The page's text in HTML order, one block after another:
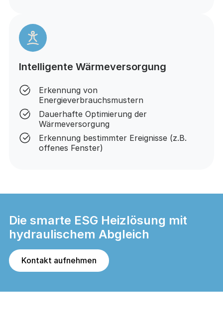
Intelligente Wärmeversorgung
Erkennung von
Energieverbrauchsmustern
Dauerhafte Optimierung der
Wärmeversorgung
Erkennung bestimmter Ereignisse (z.B.
offenes Fenster)
Die smarte ESG Heizlösung mit
hydraulischem Abgleich
Kontakt aufnehmen